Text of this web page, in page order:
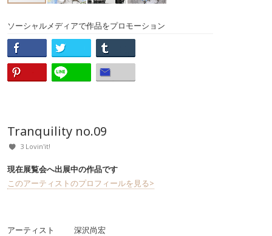
ソーシャルメディアで作品をプロモーション
Tranquility no.09
3 Lovin'it!
現在展覧会へ出展中の作品です
このアーティストのプロフィールを見る>
アーティスト 深沢尚宏